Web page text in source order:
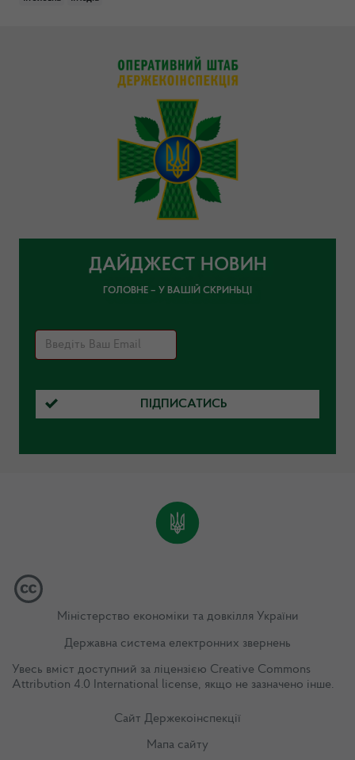
ДАЙДЖЕСТ НОВИН
ГОЛОВНЕ – У ВАШІЙ СКРИНЬЦІ
ПІДПИСАТИСЬ
Міністерство економіки та довкілля України
Державна система електронних звернень
Увесь вміст доступний за ліцензією Creative Commons
Attribution 4.0 International license, якщо не зазначено інше.
Сайт Держекоінспекції
Мапа сайту